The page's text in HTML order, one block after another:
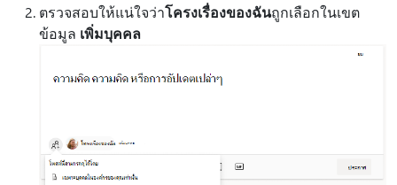
ตรวจสอบให้แน่ใจว่าโครงเรื่องของฉันถูกเลือกในเขต
ข้อมูล เพิ่มบุคคล